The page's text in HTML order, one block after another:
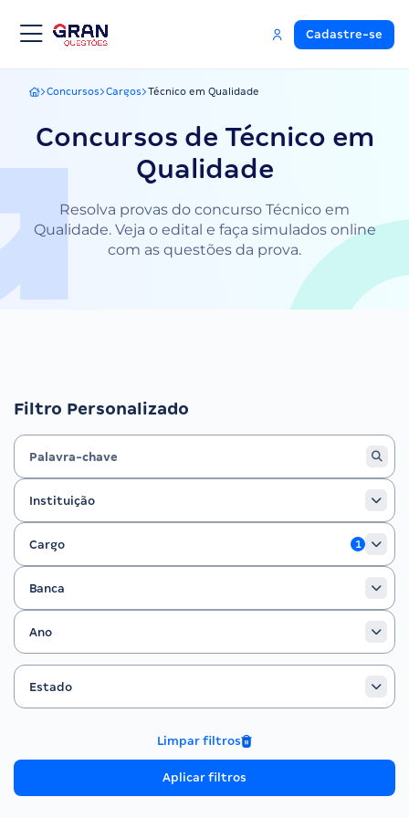
Cadastre-se
Gran Questões
Concursos Cargos Técnico em Qualidade
Concursos de Técnico em
Qualidade
Resolva provas do concurso Técnico em
Qualidade. Veja o edital e faça simulados online
com as questões da prova.
Filtro Personalizado
Instituição
Instituição
Cargo
Cargo
1
Banca
Banca
Ano
Ano
Filtrar por Estado
Estado
Estado
Limpar filtros
Aplicar filtros